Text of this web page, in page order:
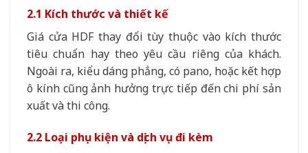
2.1 Kích thước và thiết kế
Giá cửa HDF thay đổi tùy thuộc vào kích thước
tiêu chuẩn hay theo yêu cầu riêng của khách.
Ngoài ra, kiểu dáng phẳng, có pano, hoặc kết hợp
ô kính cũng ảnh hưởng trực tiếp đến chi phí sản
xuất và thi công.
2.2 Loại phụ kiện và dịch vụ đi kèm